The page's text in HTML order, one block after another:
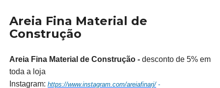
Areia Fina Material de
Construção
Areia Fina Material de Construção - desconto de 5% em
toda a loja
Instagram: https://www.instagram.com/areiafinarj/-